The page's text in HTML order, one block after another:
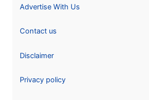
Advertise With Us
Contact us
Disclaimer
Privacy policy